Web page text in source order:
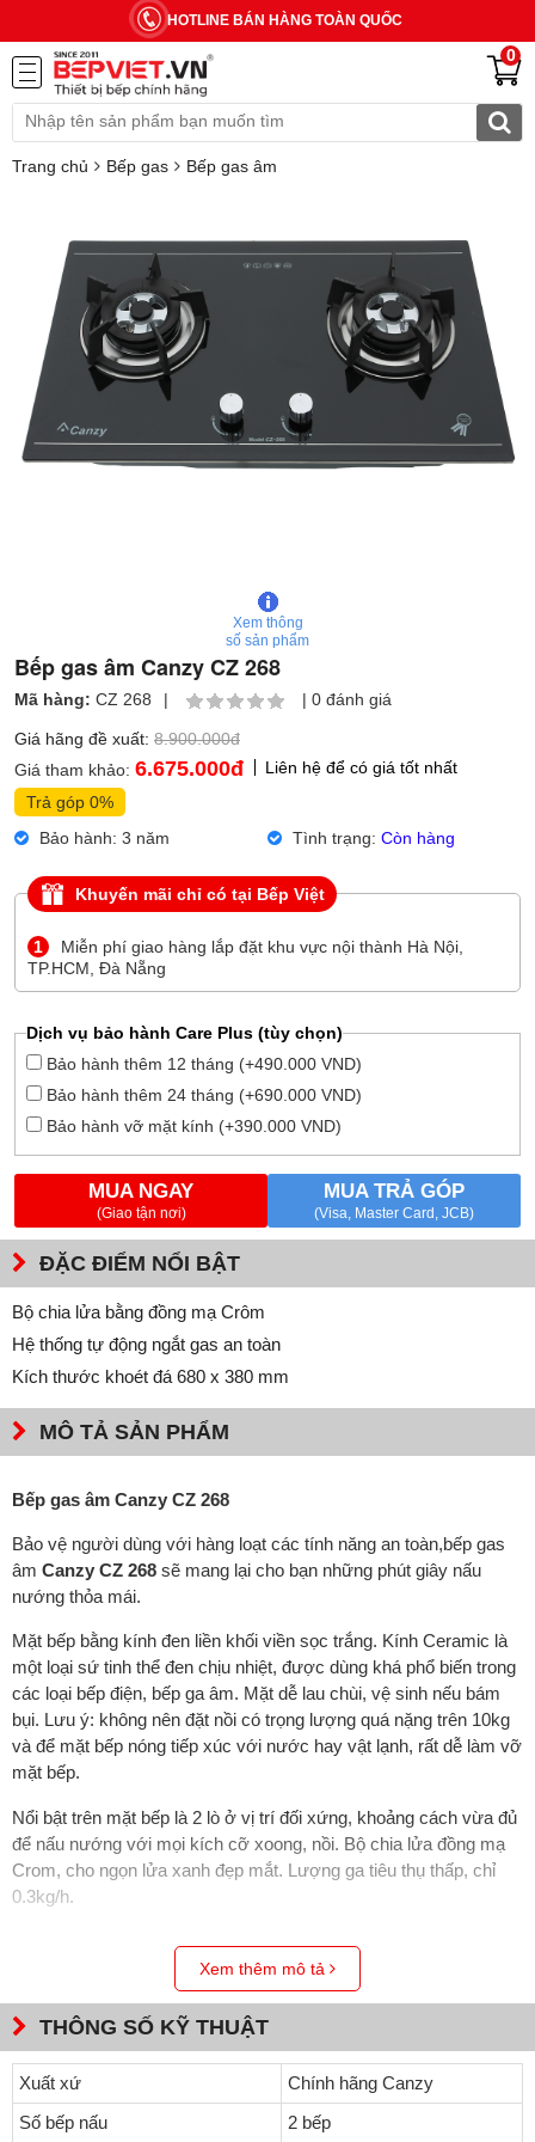
HOTLINE BÁN HÀNG TOÀN QUỐC
0
Trang chủ Bếp gas Bếp gas âm
Xem thông
số sản phẩm
Bếp gas âm Canzy CZ 268
Mã hàng: CZ 268 | | 0 đánh giá
Giá hãng đề xuất: 8.900.000đ
Giá tham khảo: 6.675.000đ
Liên hệ để có giá tốt nhất
Trả góp 0%
Bảo hành: 3 năm
Tình trạng: Còn hàng
Khuyến mãi chỉ có tại Bếp Việt
1
Miễn phí giao hàng lắp đặt khu vực nội thành Hà Nội,
TP.HCM, Đà Nẵng
Dịch vụ bảo hành Care Plus (tùy chọn)
Bảo hành thêm 12 tháng (+490.000 VND)
Bảo hành thêm 24 tháng (+690.000 VND)
Bảo hành vỡ mặt kính (+390.000 VND)
MUA NGAY
(Giao tận nơi)
MUA TRẢ GÓP
(Visa, Master Card, JCB)
ĐẶC ĐIỂM NỔI BẬT
Bộ chia lửa bằng đồng mạ Crôm
Hệ thống tự động ngắt gas an toàn
Kích thước khoét đá 680 x 380 mm
MÔ TẢ SẢN PHẨM
Bếp gas âm Canzy CZ 268
Bảo vệ người dùng với hàng loạt các tính năng an toàn,bếp gas
âm Canzy CZ 268 sẽ mang lại cho bạn những phút giây nấu
nướng thỏa mái.
Mặt bếp bằng kính đen liền khối viền sọc trắng. Kính Ceramic là
một loại sứ tinh thể đen chịu nhiệt, được dùng khá phổ biến trong
các loại bếp điện, bếp ga âm. Mặt dễ lau chùi, vệ sinh nếu bám
bụi. Lưu ý: không nên đặt nồi có trọng lượng quá nặng trên 10kg
và để mặt bếp nóng tiếp xúc với nước hay vật lạnh, rất dễ làm vỡ
mặt bếp.
Nổi bật trên mặt bếp là 2 lò ở vị trí đối xứng, khoảng cách vừa đủ
để nấu nướng với mọi kích cỡ xoong, nồi. Bộ chia lửa đồng mạ
Crom, cho ngọn lửa xanh đẹp mắt. Lượng ga tiêu thụ thấp, chỉ
0.3kg/h.
hầm. Đặc điểm chung của những món trên là cần nhiều thời gian,
vậy nên pep hầm với vòng lửa nhỏ sẽ tiết kiệm ga cũng như giữ
được dinh dưỡng cho món ăn.
Kiềng gang 5 chân chắc chắn, siêu bền. Do bề mặt sần nên nó cố
định tốt mọi loại xoong, nồi, chống trượt hoàn hảo. Kiềng thiết kế
theo hình tròn, vừa khít khay chống tràn inox ngay phía dưới,
Xem thêm mô tả
THÔNG SỐ KỸ THUẬT
Xuất xứ
Chính hãng Canzy
Số bếp nấu
2 bếp